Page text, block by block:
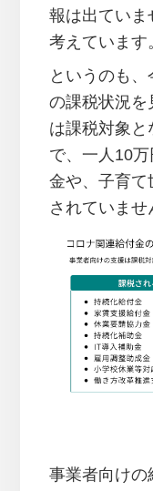
報は出ていま
考えています
というのも
の課税状況を
は課税対象
で、一人10
金や、子育て
されていませ
事業者向けの